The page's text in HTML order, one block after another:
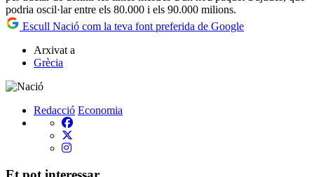
podria oscil·lar entre els 80.000 i els 90.000 milions.
Escull Nació com la teva font preferida de Google
Arxivat a
Grècia
Redacció Economia